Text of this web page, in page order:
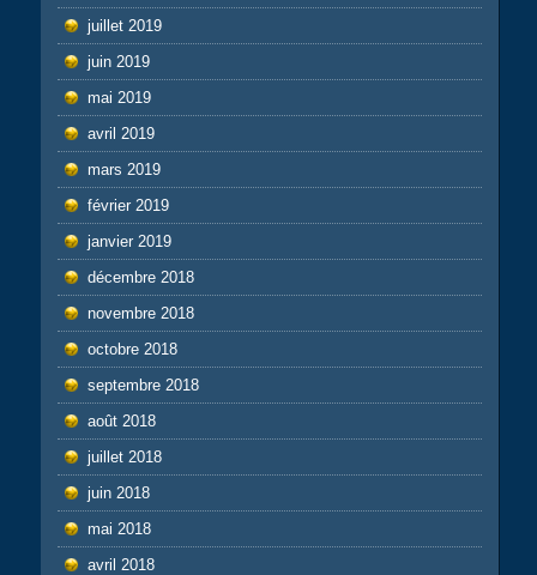
juillet 2019
juin 2019
mai 2019
avril 2019
mars 2019
février 2019
janvier 2019
décembre 2018
novembre 2018
octobre 2018
septembre 2018
août 2018
juillet 2018
juin 2018
mai 2018
avril 2018